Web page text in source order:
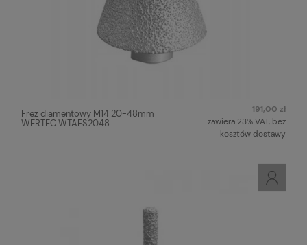
Frez diamentowy M14 20-48mm
WERTEC WTAFS2048
191,00 zł
zawiera 23% VAT, bez
kosztów dostawy